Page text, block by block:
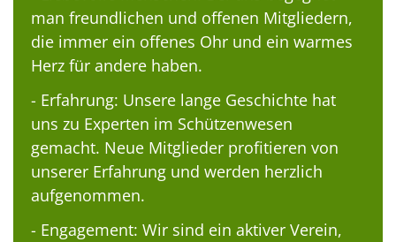
man freundlichen und offenen Mitgliedern,
die immer ein offenes Ohr und ein warmes
Herz für andere haben.
- Erfahrung: Unsere lange Geschichte hat
uns zu Experten im Schützenwesen
gemacht. Neue Mitglieder profitieren von
unserer Erfahrung und werden herzlich
aufgenommen.
- Engagement: Wir sind ein aktiver Verein,